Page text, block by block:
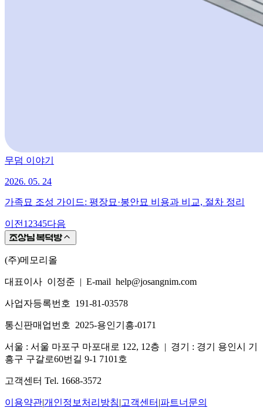
무덤 이야기
2026. 05. 24
가족묘 조성 가이드: 평장묘·봉안묘 비용과 비교, 절차 정리
이전 1 2345다음
(주)메모리올
대표이사 이정준 | E-mail help@josangnim.com
사업자등록번호 191-81-03578
통신판매업번호 2025-용인기흥-0171
서울 : 서울 마포구 마포대로 122, 12층 | 경기 : 경기 용인시 기
흥구 구갈로60번길 9-1 7101호
고객센터 Tel. 1668-3572
이용약관|개인정보처리방침|고객센터 |파트너문의